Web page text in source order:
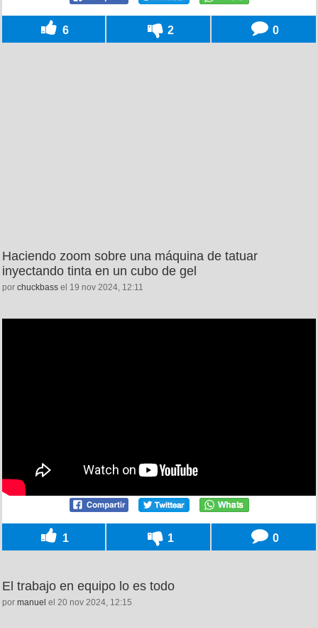
6 2 0
Haciendo zoom sobre una máquina de tatuar
inyectando tinta en un cubo de gel
por chuckbass el 19 nov 2024, 12:11
1 1 0
El trabajo en equipo lo es todo
por manuel el 20 nov 2024, 12:15